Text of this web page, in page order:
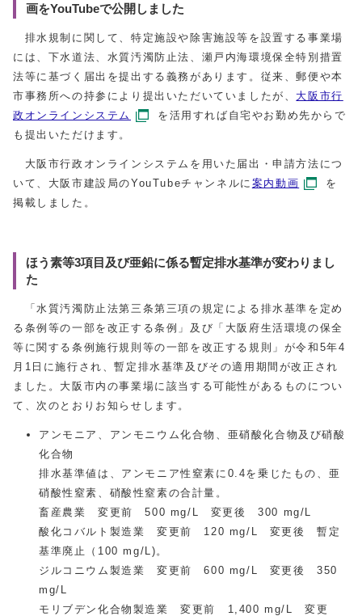
画をYouTubeで公開しました
排水規制に関して、特定施設や除害施設等を設置する事業場
には、下水道法、水質汚濁防止法、瀬戸内海環境保全特別措置
法等に基づく届出を提出する義務があります。従来、郵便や本
市事務所への持参により提出いただいていましたが、 大阪市行
政オンラインシステム
を活用すれば自宅やお勤め先からで
も提出いただけます。
大阪市行政オンラインシステムを用いた届出・申請方法につ
いて、大阪市建設局のYouTubeチャンネルに 案内動画
を
掲載しました。
ほう素等3項目及び亜鉛に係る暫定排水基準が変わりまし
た
「水質汚濁防止法第三条第三項の規定による排水基準を定め
る条例等の一部を改正する条例」及び「大阪府生活環境の保全
等に関する条例施行規則等の一部を改正する規則」が令和5年4
月1日に施行され、暫定排水基準及びその適用期間が改正され
ました。大阪市内の事業場に該当する可能性があるものについ
て、次のとおりお知らせします。
アンモニア、アンモニウム化合物、亜硝酸化合物及び硝酸
化合物
排水基準値は、アンモニア性窒素に0.4を乗じたもの、亜
硝酸性窒素、硝酸性窒素の合計量。
畜産農業 変更前 500 mg/L 変更後 300 mg/L
酸化コバルト製造業 変更前 120 mg/L 変更後 暫定
基準廃止（100 mg/L)。
ジルコニウム製造業 変更前 600 mg/L 変更後 350
mg/L
モリブデン化合物製造業 変更前 1,400 mg/L 変更